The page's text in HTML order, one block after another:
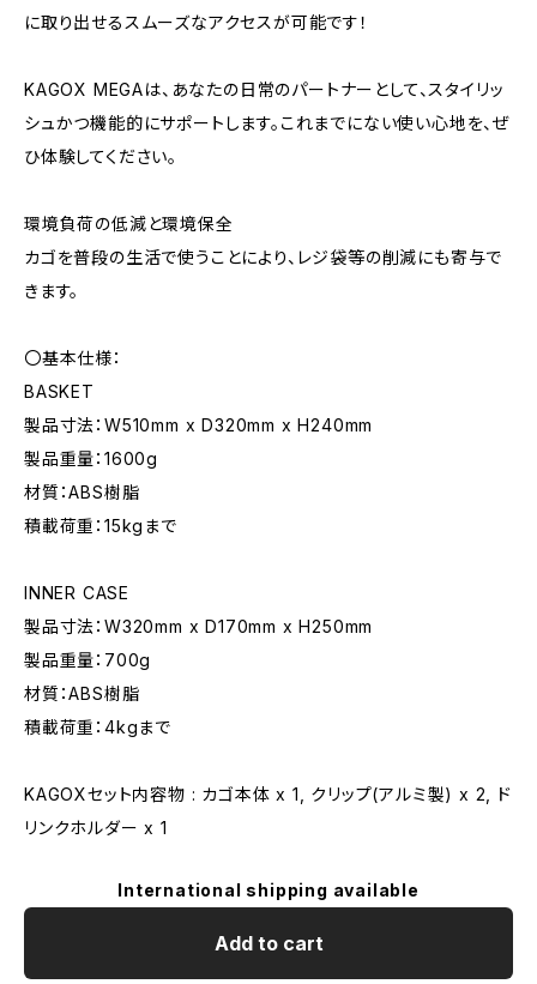
に取り出せるスムーズなアクセスが可能です！
KAGOX MEGAは、あなたの日常のパートナーとして、スタイリッ
シュかつ機能的にサポートします。これまでにない使い心地を、ぜ
ひ体験してください。
環境負荷の低減と環境保全
カゴを普段の生活で使うことにより、レジ袋等の削減にも寄与で
きます。
〇基本仕様：
BASKET
製品寸法：W510mm x D320mm x H240mm
製品重量：1600g
材質：ABS樹脂
積載荷重：15kgまで
INNER CASE
製品寸法：W320mm x D170mm x H250mm
製品重量：700g
材質：ABS樹脂
積載荷重：4kgまで
KAGOXセット内容物 : カゴ本体 x 1, クリップ(アルミ製) x 2, ド
リンクホルダー x 1
International shipping available
Add to cart